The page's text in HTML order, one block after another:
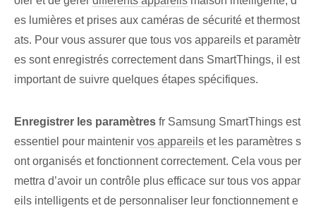
es lumières et prises aux caméras de sécurité et thermost
ats. ⁣Pour vous assurer que ⁤tous vos ⁢appareils et⁣ paramètr
es sont ⁤enregistrés correctement dans ⁤SmartThings, il est
important de suivre quelques étapes spécifiques‌.
Enregistrer les paramètres fr‍ Samsung SmartThings est
essentiel pour maintenir vos appareils et les paramètres s
ont organisés et fonctionnent correctement. Cela vous per
mettra d’avoir un contrôle⁤ plus efficace sur tous vos appar
eils intelligents et de personnaliser leur fonctionnement e